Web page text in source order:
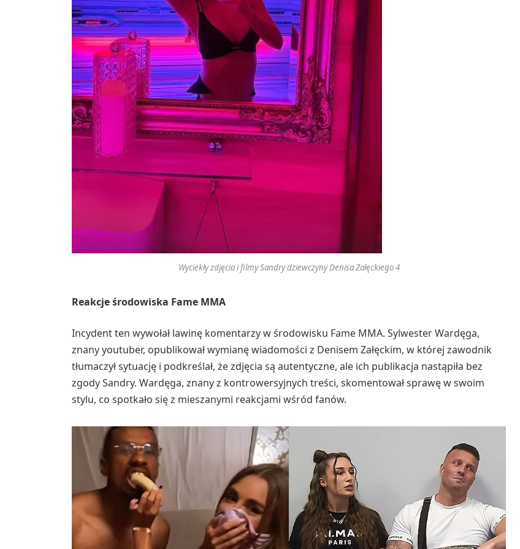
Wyciekły zdjęcia i filmy Sandry dziewczyny Denisa Załęckiego 4
Reakcje środowiska Fame MMA
Incydent ten wywołał lawinę komentarzy w środowisku Fame MMA. Sylwester Wardęga,
znany youtuber, opublikował wymianę wiadomości z Denisem Załęckim, w której zawodnik
tłumaczył sytuację i podkreślał, że zdjęcia są autentyczne, ale ich publikacja nastąpiła bez
zgody Sandry. Wardęga, znany z kontrowersyjnych treści, skomentował sprawę w swoim
stylu, co spotkało się z mieszanymi reakcjami wśród fanów.